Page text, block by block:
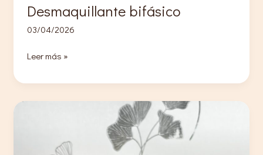
Desmaquillante bifásico
03/04/2026
Desmaquillante
Leer más »